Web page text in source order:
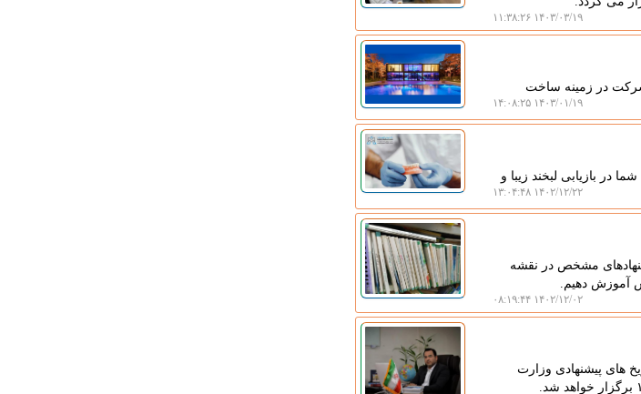
۱۴۰۳/۰۳/۱۹ ۱۱:۳۸:۲۶
در زمینه ساخت
۱۴۰۳/۰۱/۱۹ ۱۴:۰۸:۲۵
در بازیابی لبخند زیبا و
۱۴۰۲/۱۲/۲۲ ۱۳:۰۴:۴۸
مشخص در نقشه
آموزش دهیم.
۱۴۰۲/۱۲/۰۲ ۰۸:۱۹:۴۴
های پیشنهادی وزارت